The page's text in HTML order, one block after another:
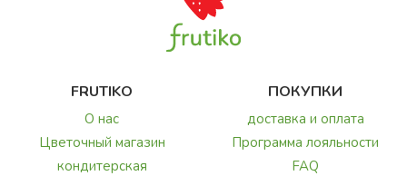
FRUTIKO
О нас
Цветочный магазин
кондитерская
ПОКУПКИ
доставка и оплата
Программа лояльности
FAQ